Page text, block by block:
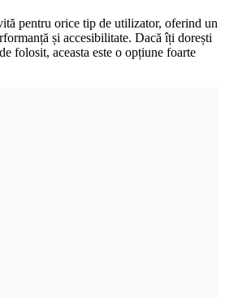
pentru orice tip de utilizator, oferind un
și accesibilitate. Dacă îți dorești
folosit, aceasta este o opțiune foarte